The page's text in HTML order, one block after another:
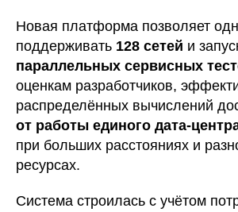
Новая платформа позволяет
поддерживать 128 сетей и
параллельных сервисных
оценкам разработчиков,
распределённых вычислений
от работы единого дата-
при больших расстояниях и
ресурсах.
Система строилась с учётом